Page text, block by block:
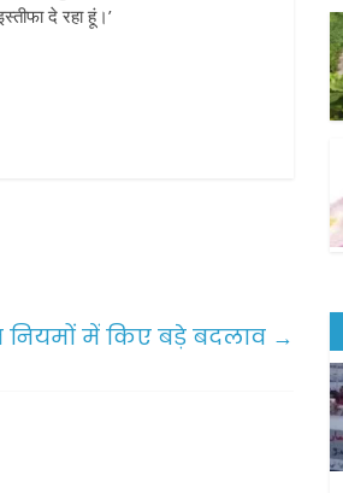
दे रहा हूं।’
में किए बड़े बदलाव →